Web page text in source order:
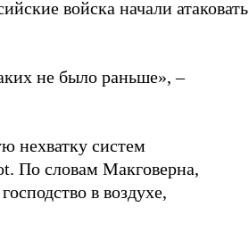
войска начали атаковать
не было раньше», –
нехватку систем
По словам Макговерна,
в воздухе,